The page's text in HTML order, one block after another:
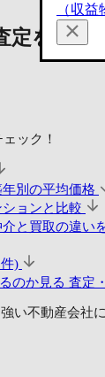
を依頼
ック！
別の平均価格
ョンと比較
介と買取の違い
)
のか見る 査定
い不動産会社
（収益